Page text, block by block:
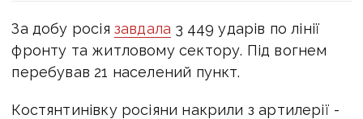
За добу росія завдала 3 449 ударів по лінії
фронту та житловому сектору. Під вогнем
перебував 21 населений пункт.
Костянтинівку росіяни накрили з артилерії -